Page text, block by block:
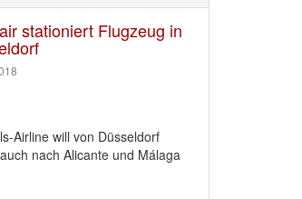
stationiert Flugzeug in
Airline will von Düsseldorf
nach Alicante und Málaga